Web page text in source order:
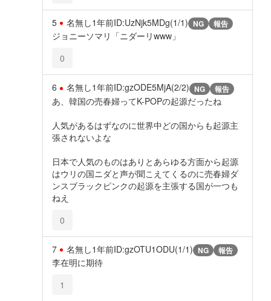
5 名無し1年前ID:UzNjk5MDg(1/1) NG 報告
ジョニーソマリ「ニダーリwww」
0
6 名無し1年前ID:gzODE5MjA(2/2) NG 報告
あ、韓国の売春婦ってK-POPの起源だったね
人気があるはずなのに世界中どの国からも起源主
張されないよな
日本で人気のものはありとあらゆる方面から起源
はウリの国ニダと声が聞こえてくるのに売春婦ダ
ンスブラックピンクの起源を主張する国が一つも
ねえ
0
7 名無し1年前ID:gzOTU1ODU(1/1) NG 報告
李在明に期待
1